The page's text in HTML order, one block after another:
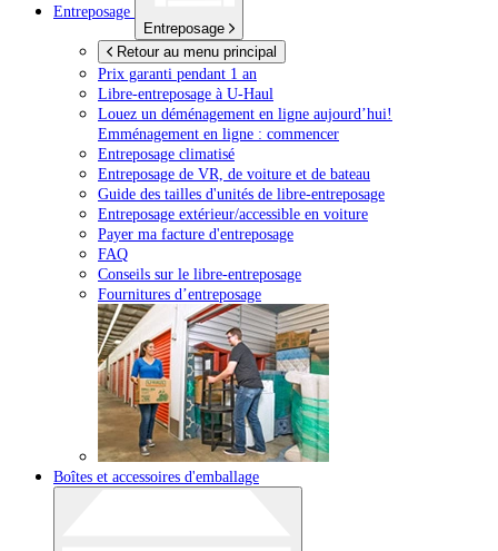
Entreposage
Entreposage
Retour au menu principal
Prix garanti pendant 1 an
Libre-entreposage à U-Haul
Louez un déménagement en ligne aujourd’hui!
Emménagement en ligne : commencer
Entreposage climatisé
Entreposage de VR, de voiture et de bateau
Guide des tailles d'unités de libre-entreposage
Entreposage extérieur/accessible en voiture
Payer ma facture d'entreposage
FAQ
Conseils sur le libre-entreposage
Fournitures d’entreposage
Boîtes et accessoires d'emballage